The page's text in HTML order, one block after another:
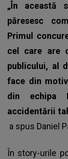
„În această
păresesc
Primul
cel care are
publicului, al
face din
din echipa
accidentării
a spus Daniel
În story-urile